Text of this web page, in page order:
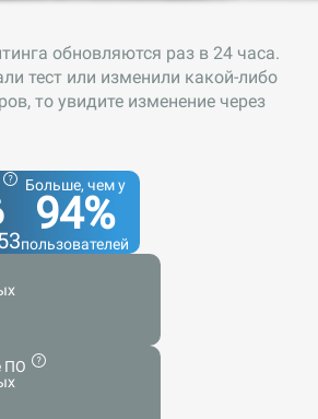
обновляются раз в 24 часа.
тест или изменили какой-либо
то увидите изменение через
Больше, чем у
94%
пользователей
ПО